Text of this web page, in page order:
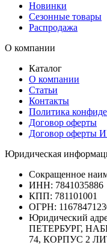
Новинки
Сезонные товары
Распродажа
О компании
Каталог
О компании
Статьи
Контакты
Политика
Договор оферты
Договор оферты
Юридическая
Сокращенное
ИНН: 7841035886
КПП: 781101001
ОГРН:
Юридический
ПЕТЕРБУРГ,
74, КОРПУС 2